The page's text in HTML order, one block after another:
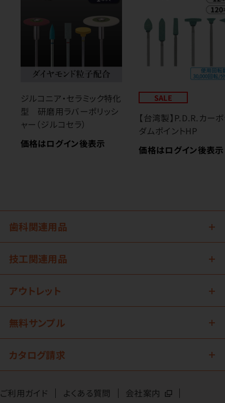
ジルコニア・セラミック特化
型 研磨用ラバーポリッシ
ャー（ジルコセラ）
価格はログイン後表示
SALE
【台湾製】P.D.R.カー
ダムポイントHP
価格はログイン後表示
歯科関連用品
技工関連用品
アウトレット
無料サンプル
カタログ請求
ご利用ガイド よくある質問
会社案内